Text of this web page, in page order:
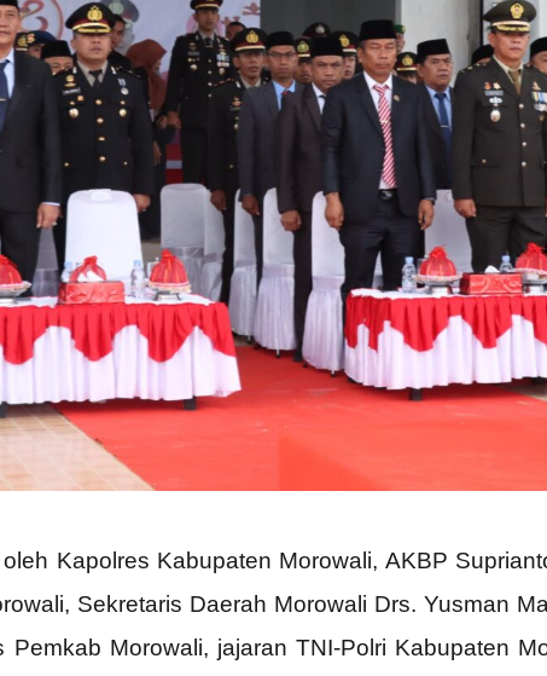
Kapolres Kabupaten Morowali, AKBP
Sekretaris Daerah Morowali Drs. Yusman
Pemkab Morowali, jajaran TNI-Polri Kabupaten